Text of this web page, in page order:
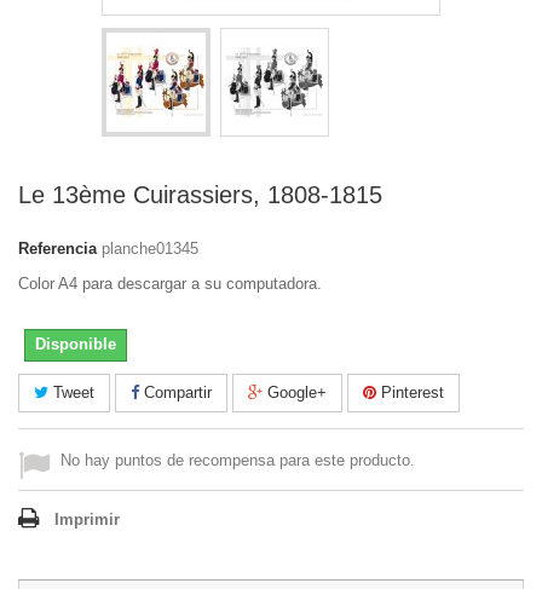
Le 13ème Cuirassiers, 1808-1815
Referencia planche01345
Color A4 para descargar a su computadora.
Disponible
Tweet Compartir Google+ Pinterest
No hay puntos de recompensa para este producto.
Imprimir